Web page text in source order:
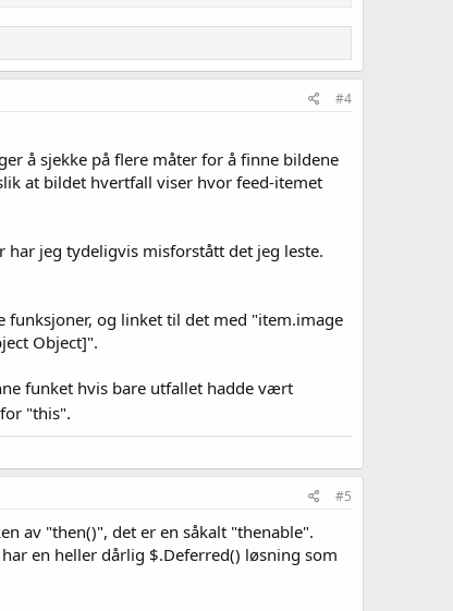
#4
å sjekke på flere måter for å finne bildene
at bildet hvertfall viser hvor feed-itemet
har jeg tydeligvis misforstått det jeg leste.
funksjoner, og linket til det med "item.image
Object]".
funket hvis bare utfallet hadde vært
"this".
#5
av "then()", det er en såkalt "thenable".
en heller dårlig $.Deferred() løsning som